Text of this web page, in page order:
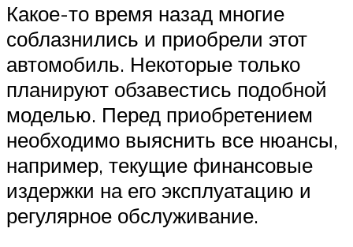
Какое-то время назад многие
соблазнились и приобрели этот
автомобиль. Некоторые только
планируют обзавестись подобной
моделью. Перед приобретением
необходимо выяснить все нюансы,
например, текущие финансовые
издержки на его эксплуатацию и
регулярное обслуживание.